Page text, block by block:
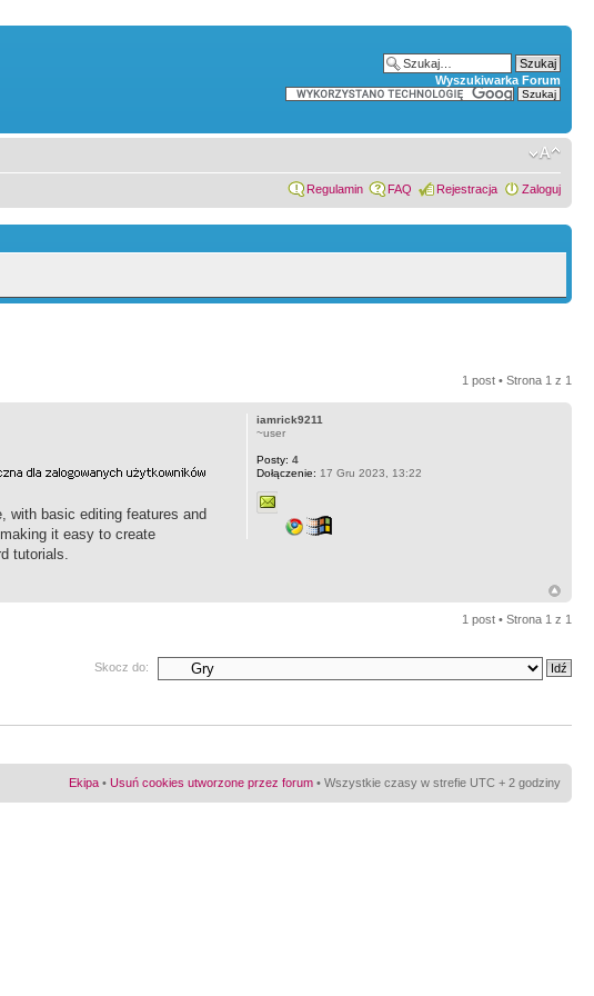
Wyszukiwarka Forum
Regulamin FAQ Rejestracja Zaloguj
1 post • Strona 1 z 1
with basic editing features and
it easy to create
tutorials.
iamrick9211
~user
Posty: 4
Dołączenie: 17 Gru 2023, 13:22
1 post • Strona 1 z 1
Skocz do:
Ekipa • Usuń cookies utworzone przez forum • Wszystkie czasy w strefie UTC + 2 godziny